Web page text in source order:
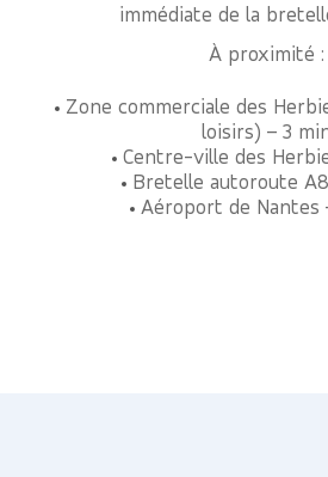
immédiate de la
À proximité :
Zone commerciale des
loisirs) – 3
Centre-ville des
Bretelle autoroute
Aéroport de Nantes